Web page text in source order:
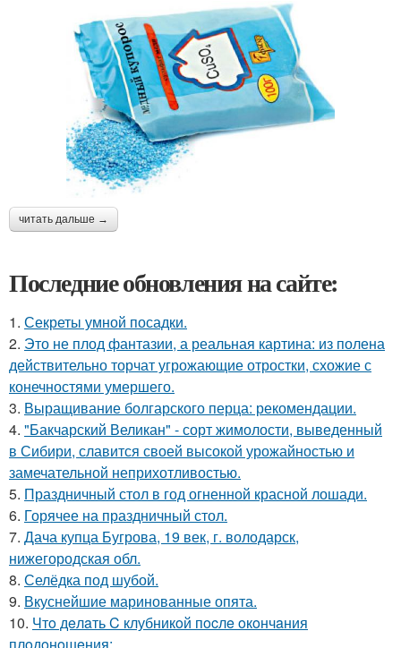
читать дальше →
Последние обновления на сайте:
1. Секреты умной посадки.
2. Это не плод фантазии, а реальная картина: из полена
действительно торчат угрожающие отростки, схожие с
конечностями умершего.
3. Выращивание болгарского перца: рекомендации.
4. "Бакчарский Великан" - сорт жимолости, выведенный
в Сибири, славится своей высокой урожайностью и
замечательной неприхотливостью.
5. Праздничный стол в год огненной красной лошади.
6. Горячее на праздничный стол.
7. Дача купца Бугрова, 19 век, г. володарск,
нижегородская обл.
8. Селёдка под шубой.
9. Вкуснейшие маринованные опята.
10. Чтo дeлaть C клубникoй пocлe oкoнчaния